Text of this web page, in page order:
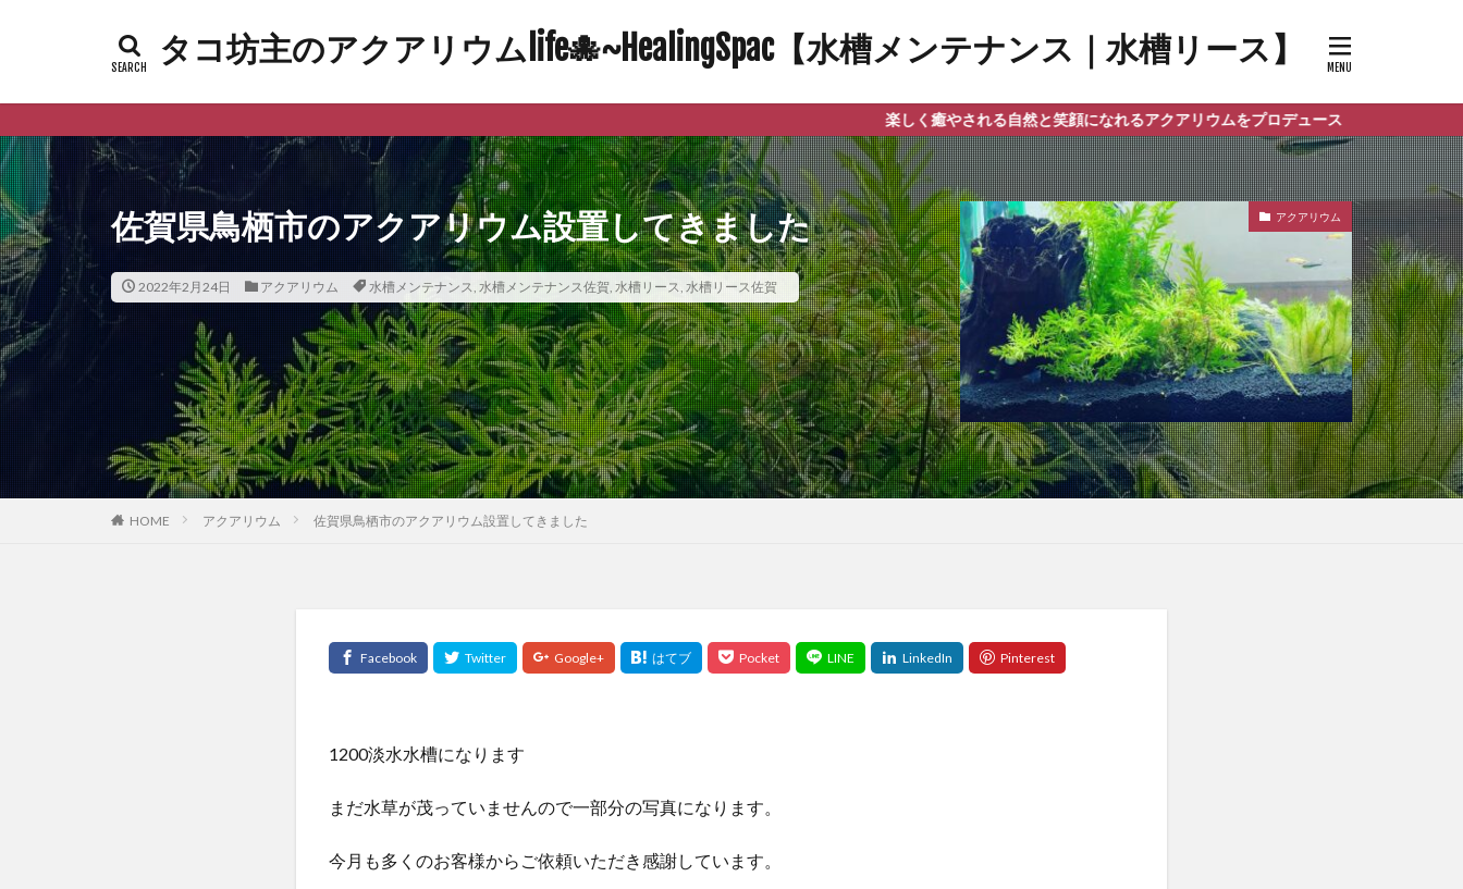
タコ坊主のアクアリウムlife🐙~HealingSpac【水槽メンテナンス｜水槽リース】
楽しく癒やされる自然と笑顔になれるアクアリウムをプロデュース
佐賀県鳥栖市のアクアリウム設置してきました
2022年2月24日 アクアリウム 水槽メンテナンス, 水槽メンテナンス佐賀, 水槽リース, 水槽リース佐賀
アクアリウム
HOME アクアリウム 佐賀県鳥栖市のアクアリウム設置してきました
1200淡水水槽になります
まだ水草が茂っていませんので一部分の写真になります。
今月も多くのお客様からご依頼いただき感謝しています。